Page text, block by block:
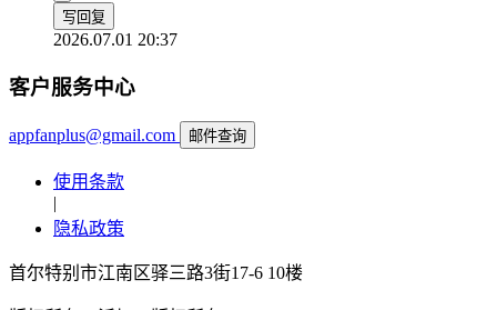
写回复
2026.07.01 20:37
客户服务中心
appfanplus@gmail.com 邮件查询
使用条款
|
隐私政策
首尔特别市江南区驿三路3街17-6 10楼